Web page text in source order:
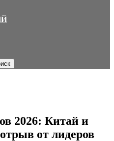
2026: Китай и
от лидеров